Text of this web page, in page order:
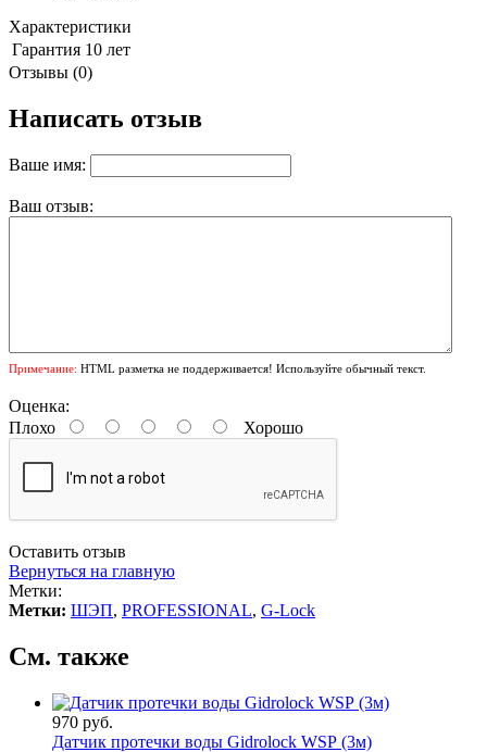
Характеристики
Гарантия 10 лет
Отзывы (0)
Написать отзыв
Ваше имя:
Ваш отзыв:
Примечание: HTML разметка не поддерживается! Используйте обычный текст.
Оценка:
Плохо
Хорошо
Оставить отзыв
Вернуться на главную
Метки:
Метки: ШЭП, PROFESSIONAL, G-Lock
См. также
970 руб.
Датчик протечки воды Gidrolock WSР (3м)